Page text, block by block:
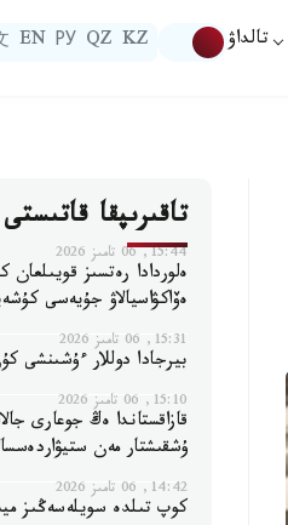
تالداۋ KZ
QZ
РУ
EN
تاقىرىپقا قاتىستى
15:44, 06 تامىز 2026
ەلوردادا رەتسىز قويىلعان
ەۆاكۋاسيالاۋ جۇيەسى
15:31, 06 تامىز 2026
بيرجادا دوللار ءۇشىنشى
15:10, 06 تامىز 2026
قازاقستاندا ەڭ جوعارى
ۇشقىشتار مەن
14:42, 06 تامىز 2026
كوپ تىلدە سويلەسەڭىز